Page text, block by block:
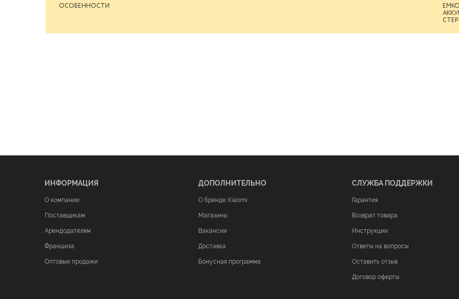
ОСОБЕННОСТИ
ИНФОРМАЦИЯ
О компании
Поставщикам
Арендодателям
Франшиза
Оптовые продажи
ДОПОЛНИТЕЛЬНО
О бренде Xiaomi
Магазины
Вакансии
Доставка
Бонусная программа
СЛУЖБА ПОДДЕРЖКИ
Гарантия
Возврат товара
Инструкции
Ответы на вопросы
Оставить отзыв
Договор оферты